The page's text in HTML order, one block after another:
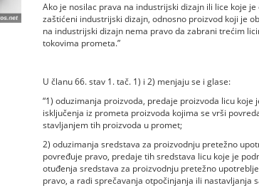
Ako je nosilac prava na industrijski dizajn ili lice koje
zaštićeni industrijski dizajn, odnosno proizvod koji je
na industrijski dizajn nema pravo da zabrani trećim
tokovima prometa.”
U članu 66. stav 1. tač. 1) i 2) menjaju se i glase:
“1) oduzimanja proizvoda, predaje proizvoda licu
isključenja iz prometa proizvoda kojima se vrši
stavljanjem tih proizvoda u promet;
2) oduzimanja sredstava za proizvodnju pretežno
povređuje pravo, predaje tih sredstava licu koje je
otuđenja sredstava za proizvodnju pretežno
pravo, a radi sprečavanja otpočinjanja ili nastavljanja